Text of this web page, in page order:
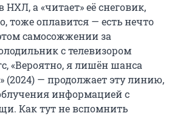
НХЛ, а «читает» её снеговик,
тоже оплавится — есть нечто
самосожжении за
с телевизором
«Вероятно, я лишён шанса
(2024) — продолжает эту линию,
информацией с
Как тут не вспомнить